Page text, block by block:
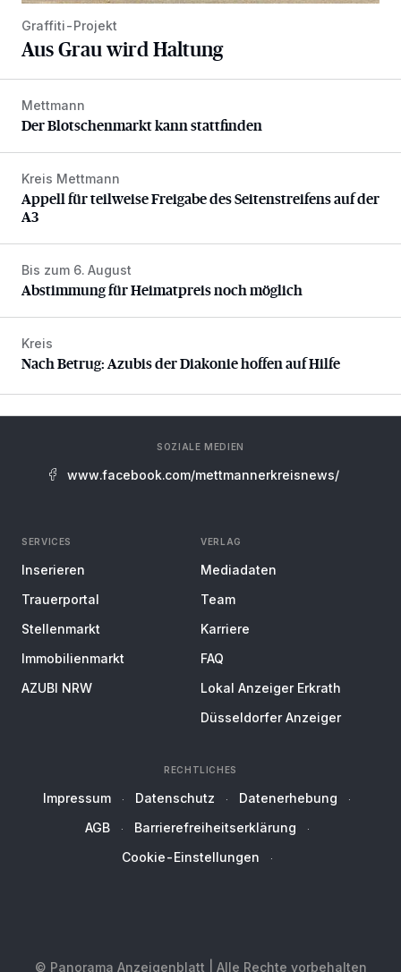
Graffiti-Projekt
Aus Grau wird Haltung
Der Blotschenmarkt kann stattfinden
Mettmann
Der Blotschenmarkt kann stattfinden
Appell für teilweise Freigabe des Seitenstreifens auf der A3
Kreis Mettmann
Appell für teilweise Freigabe des Seitenstreifens auf der
A3
Abstimmung für Heimatpreis noch möglich
Bis zum 6. August
Abstimmung für Heimatpreis noch möglich
Nach Betrug: Azubis der Diakonie hoffen auf Hilfe
Kreis
Nach Betrug: Azubis der Diakonie hoffen auf Hilfe
SOZIALE MEDIEN
www.facebook.com/mettmannerkreisnews/
SERVICES
Inserieren
Trauerportal
Stellenmarkt
Immobilienmarkt
AZUBI NRW
VERLAG
Mediadaten
Team
Karriere
FAQ
Lokal Anzeiger Erkrath
Düsseldorfer Anzeiger
RECHTLICHES
Impressum Datenschutz
Datenerhebung
AGB
Barrierefreiheitserklärung
Cookie-Einstellungen
© Panorama Anzeigenblatt | Alle Rechte vorbehalten